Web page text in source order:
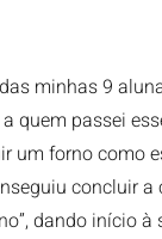
minhas 9
quem passei
um forno como
concluir a
dando início